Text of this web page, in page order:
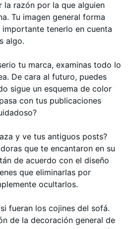
la razón por la que alguien
Tu imagen general forma
tenerlo en cuenta
algo.
tu marca, examinas todo lo
De cara al futuro, puedes
sigue un esquema de color
con tus publicaciones
y ve tus antiguos posts?
que te encantaron en su
de acuerdo con el diseño
que eliminarlas por
ocultarlos.
fueran los cojines del sofá.
de la decoración general de